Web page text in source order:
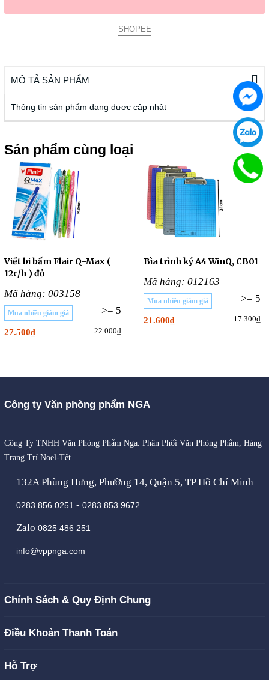
SHOPEE
MÔ TẢ SẢN PHẨM
Thông tin sản phẩm đang được cập nhật
Sản phẩm cùng loại
Viết bi bấm Flair Q-Max (
12c/h ) đỏ
Mã hàng: 003158
>= 5
Mua nhiều giảm giá
27.500₫ 22.000₫
Bìa trình ký A4 WinQ, CB01
Mã hàng: 012163
>= 5
Mua nhiều giảm giá
21.600₫ 17.300₫
Công ty Văn phòng phẩm NGA
Công Ty TNHH Văn Phòng Phẩm Nga. Phân Phối Văn Phòng Phẩm, Hàng
Trang Trí Noel-Tết.
132A Phùng Hưng, Phường 14, Quận 5, TP Hồ Chí Minh
0283 856 0251 - 0283 853 9672
Zalo 0825 486 251
info@vppnga.com
Chính Sách & Quy Định Chung
Điều Khoản Thanh Toán
Hỗ Trợ